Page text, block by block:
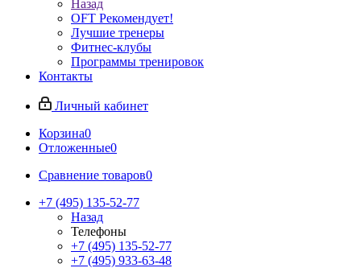
Назад
OFT Рекомендует!
Лучшие тренеры
Фитнес-клубы
Программы тренировок
Контакты
Личный кабинет
Корзина0
Отложенные0
Сравнение товаров0
+7 (495) 135-52-77
Назад
Телефоны
+7 (495) 135-52-77
+7 (495) 933-63-48